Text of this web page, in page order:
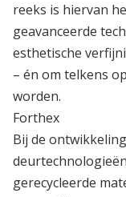
reeks is hiervan
geavanceerde
esthetische
– én om telkens
worden.
Forthex
Bij de
gerecycleerde